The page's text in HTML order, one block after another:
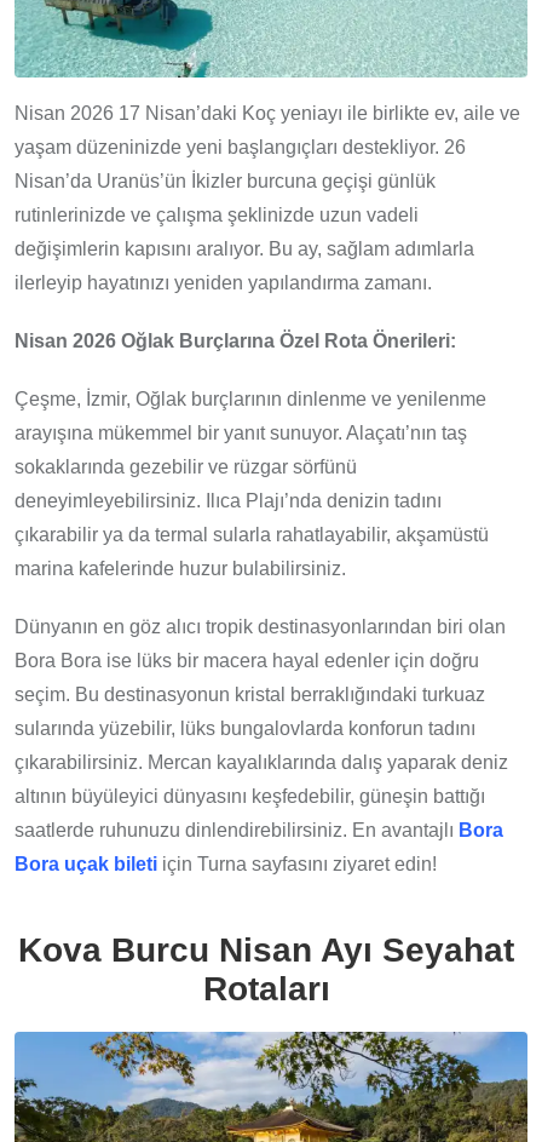
Nisan 2026 17 Nisan’daki Koç yeniayı ile birlikte ev, aile ve
yaşam düzeninizde yeni başlangıçları destekliyor. 26
Nisan’da Uranüs’ün İkizler burcuna geçişi günlük
rutinlerinizde ve çalışma şeklinizde uzun vadeli
değişimlerin kapısını aralıyor. Bu ay, sağlam adımlarla
ilerleyip hayatınızı yeniden yapılandırma zamanı.
Nisan 2026 Oğlak Burçlarına Özel Rota Önerileri:
Çeşme, İzmir, Oğlak burçlarının dinlenme ve yenilenme
arayışına mükemmel bir yanıt sunuyor. Alaçatı’nın taş
sokaklarında gezebilir ve rüzgar sörfünü
deneyimleyebilirsiniz. Ilıca Plajı’nda denizin tadını
çıkarabilir ya da termal sularla rahatlayabilir, akşamüstü
marina kafelerinde huzur bulabilirsiniz.
Dünyanın en göz alıcı tropik destinasyonlarından biri olan
Bora Bora ise lüks bir macera hayal edenler için doğru
seçim. Bu destinasyonun kristal berraklığındaki turkuaz
sularında yüzebilir, lüks bungalovlarda konforun tadını
çıkarabilirsiniz. Mercan kayalıklarında dalış yaparak deniz
altının büyüleyici dünyasını keşfedebilir, güneşin battığı
saatlerde ruhunuzu dinlendirebilirsiniz. En avantajlı Bora
Bora uçak bileti için Turna sayfasını ziyaret edin!
Kova Burcu Nisan Ayı Seyahat
Rotaları